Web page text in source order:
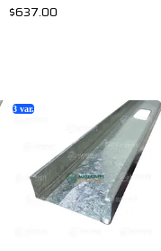
$637.00
3 var.